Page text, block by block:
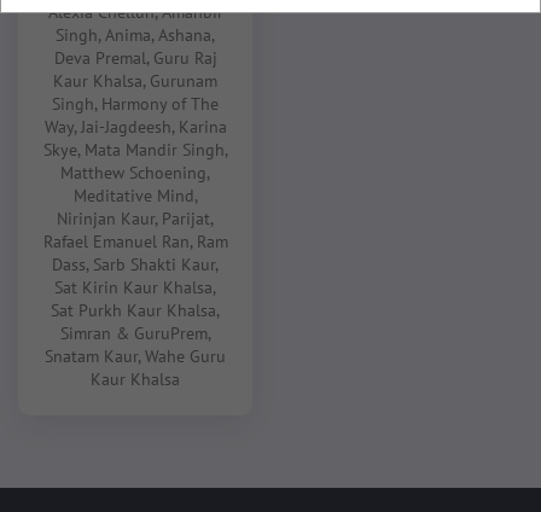
Alexia Chellun,Amanbir
Singh, Anima, Ashana,
Deva Premal, Guru Raj
Kaur Khalsa, Gurunam
Singh, Harmony of The
Way, Jai-Jagdeesh, Karina
Skye, Mata Mandir Singh,
Matthew Schoening,
Meditative Mind,
Nirinjan Kaur, Parijat,
Rafael Emanuel Ran, Ram
Dass, Sarb Shakti Kaur,
Sat Kirin Kaur Khalsa,
Sat Purkh Kaur Khalsa,
Simran & GuruPrem,
Snatam Kaur, Wahe Guru
Kaur Khalsa